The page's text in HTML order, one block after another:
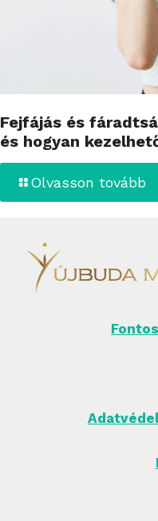
Fejfájás és
és hogyan
Olvasson tovább